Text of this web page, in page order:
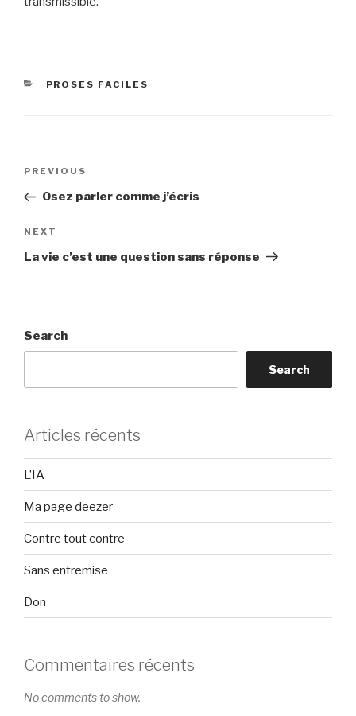
CATEGORIES
PROSES FACILES
Previous
Post
PREVIOUS
Osez parler comme j’écris
Next
Post
NEXT
La vie c’est une question sans réponse
Search
Search
Articles récents
L’IA
Ma page deezer
Contre tout contre
Sans entremise
Don
Commentaires récents
No comments to show.